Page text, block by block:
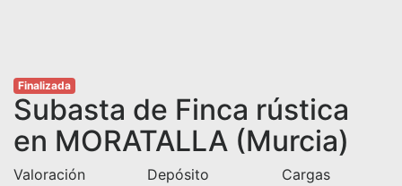
Finalizada
Subasta de Finca rústica
en MORATALLA (Murcia)
Valoración
Depósito
Cargas